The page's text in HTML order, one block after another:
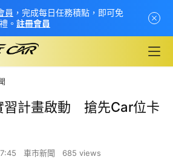
習計畫啟動 搶先Car位卡
車市新聞 685 views
員 ，完成每日任務積點，即可免
。 註冊會員